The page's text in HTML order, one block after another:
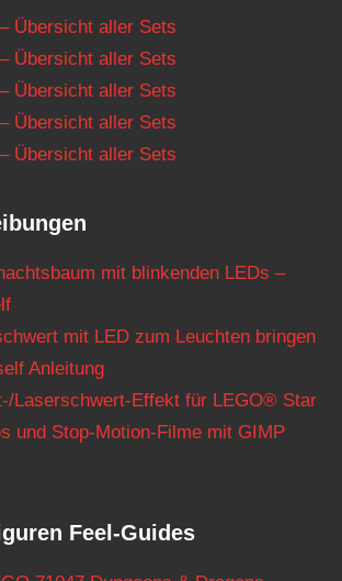
Übersicht aller Sets
Übersicht aller Sets
Übersicht aller Sets
Übersicht aller Sets
Übersicht aller Sets
mit blinkenden LEDs –
mit LED zum Leuchten bringen
Anleitung
Laserschwert-Effekt für LEGO® Star
und Stop-Motion-Filme mit GIMP
Feel-Guides